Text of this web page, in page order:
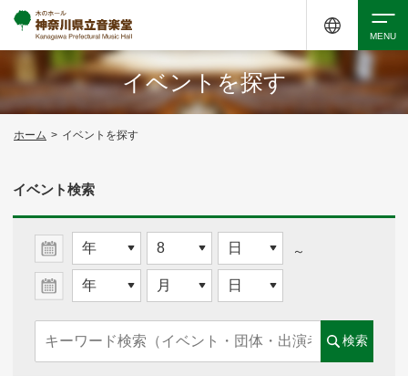
イベントを探す
・ イベント一覧
・ イベントカレンダー
検索
イベントを探す
ホーム > イベントを探す
イベント検索
～
検索